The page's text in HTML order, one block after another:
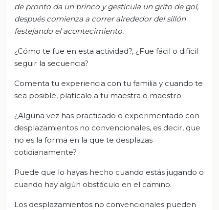
de pronto da un brinco y gesticula un grito de gol,
después comienza a correr alrededor del sillón
festejando el acontecimiento.
¿Cómo te fue en esta actividad?, ¿Fue fácil o difícil
seguir la secuencia?
Comenta tu experiencia con tu familia y cuando te
sea posible, platícalo a tu maestra o maestro.
¿Alguna vez has practicado o experimentado con
desplazamientos no convencionales, es decir, que
no es la forma en la que te desplazas
cotidianamente?
Puede que lo hayas hecho cuando estás jugando o
cuando hay algún obstáculo en el camino.
Los desplazamientos no convencionales pueden